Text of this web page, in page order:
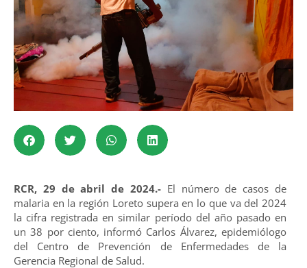
RCR, 29 de abril de 2024.- El número de casos de
malaria en la región Loreto supera en lo que va del 2024
la cifra registrada en similar período del año pasado en
un 38 por ciento, informó Carlos Álvarez, epidemiólogo
del Centro de Prevención de Enfermedades de la
Gerencia Regional de Salud.